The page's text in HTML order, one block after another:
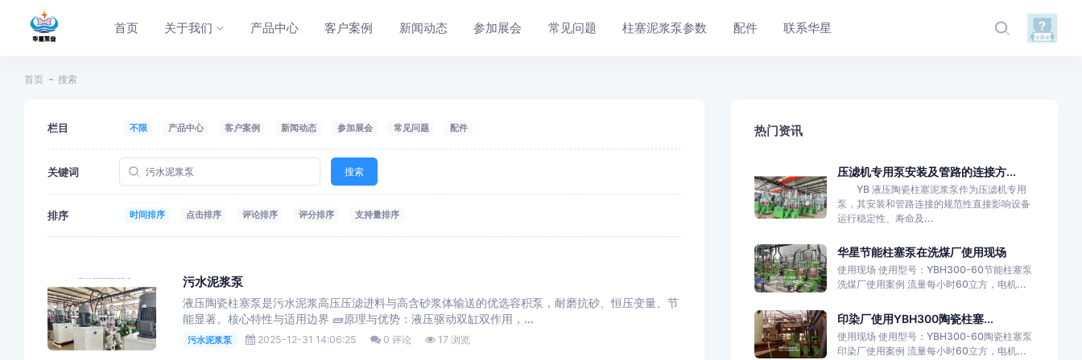
首页 关于我们 产品中心 客户案例 新闻动态 参加展会 常见问题 柱塞泥浆泵参数 配件 联系华星
首页 搜索
栏目 不限 产品中心 客户案例 新闻动态 参加展会 常见问题 配件
关键词 搜索
排序 时间排序 点击排序 评论排序 评分排序 支持量排序
污水泥浆泵
液压陶瓷柱塞泵是污水泥浆高压压滤进料与高含砂浆体输送的优选容积泵，耐磨抗砂、恒压变量、节
能显著。核心特性与适用边界 🧱原理与优势：液压驱动双缸双作用，...
污水泥浆泵 2025-12-31 14:06:25 0 评论 17 浏览
热门资讯
压滤机专用泵安装及管路的连接方...
YB 液压陶瓷柱塞泥浆泵作为压滤机专用
泵，其安装和管路连接的规范性直接影响设备
运行稳定性、寿命及...
华星节能柱塞泵在洗煤厂使用现场
使用现场 使用型号：YBH300-60节能柱塞泵
洗煤厂使用案例 流量每小时60立方，电机...
印染厂使用YBH300陶瓷柱塞...
使用现场 使用型号：YBH300-60陶瓷柱塞泵
印染厂使用案例 流量每小时60立方，电机...